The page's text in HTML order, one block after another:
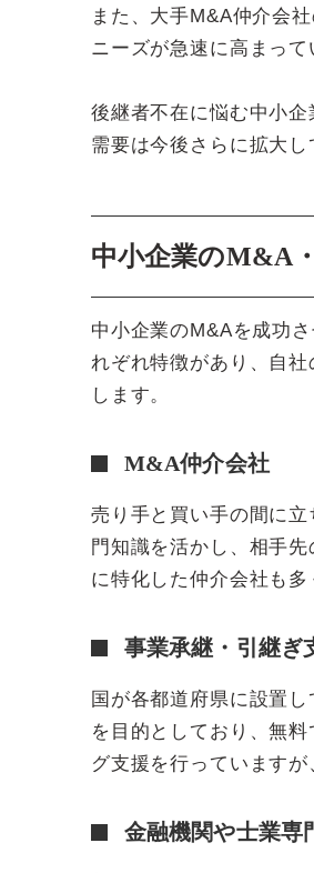
また、大手M&A仲介会
ニーズが急速に高まって
後継者不在に悩む中小
需要は今後さらに拡大し
中小企業のM&A
中小企業のM&Aを成功
れぞれ特徴があり、自
します。
M&A仲介会社
売り手と買い手の間に
門知識を活かし、相手
に特化した仲介会社も
事業承継・引継ぎ
国が各都道府県に設置
を目的としており、無
グ支援を行っています
金融機関や士業専